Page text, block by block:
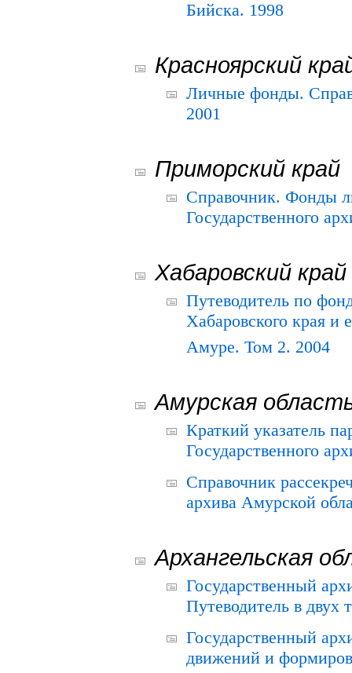
Бийска. 1998
Красноярский
Личные фонды.
2001
Приморский край
Справочник. Фонды
Государственного
Хабаровский край
Путеводитель по
Хабаровского края и
Амуре. Том 2. 2004
Амурская
Краткий указатель
Государственного
Справочник
архива Амурской
Архангельская
Государственный
Путеводитель в двух
Государственный
движений и